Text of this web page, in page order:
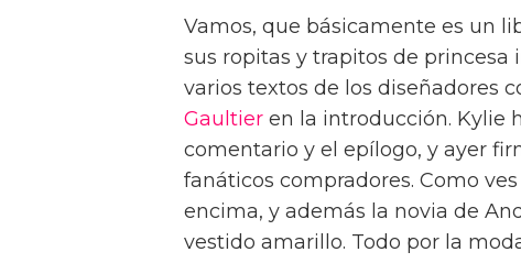
Vamos, que básicamente es un
sus ropitas y trapitos de princesa
varios textos de los diseñadores
Gaultier en la introducción. Kylie
comentario y el epílogo, y ayer
fanáticos compradores. Como
encima, y además la novia de
vestido amarillo. Todo por la